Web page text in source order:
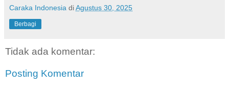
Caraka Indonesia diAgustus 30, 2025
Berbagi
Tidak ada komentar:
Posting Komentar